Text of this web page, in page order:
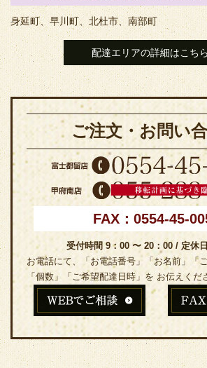
身延町、早川町、北杜市、南部町
配達エリアの詳細はこちら
ご注文・お問い
FAX：0554-45-
受付時間 9：00 〜 20：00 / 定休
お電話にて、「お電話番号」「お名前」「
「個数」「ご希望配達日時」を お伝えくだ